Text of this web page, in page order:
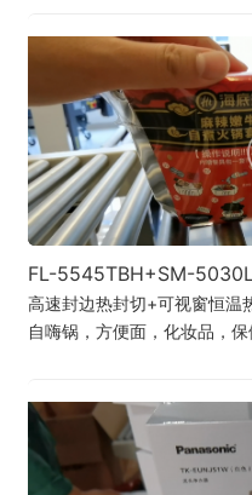
FL-5545TBH+SM-
高速封边热封切+可视窗恒温
自嗨锅，方便面，化妆品，